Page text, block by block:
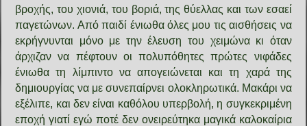
βροχής, του χιονιά, του βοριά, της θύελλας και των εσαεί
παγετώνων. Από παιδί ένιωθα όλες μου τις αισθήσεις να
εκρήγνυνται μόνο με την έλευση του χειμώνα κι όταν
άρχιζαν να πέφτουν οι πολυπόθητες πρώτες νιφάδες
ένιωθα τη λίμπιντο να απογειώνεται και τη χαρά της
δημιουργίας να με συνεπαίρνει ολοκληρωτικά. Μακάρι να
εξέλιπε, και δεν είναι καθόλου υπερβολή, η συγκεκριμένη
εποχή γιατί εγώ ποτέ δεν ονειρεύτηκα μαγικά καλοκαίρια